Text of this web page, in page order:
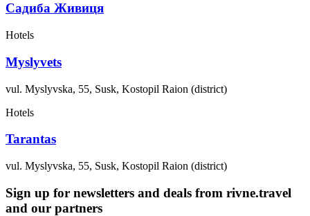
Садиба Живиця
Hotels
Myslyvets
vul. Myslyvska, 55, Susk, Kostopil Raion (district)
Hotels
Tarantas
vul. Myslyvska, 55, Susk, Kostopil Raion (district)
Sign up for newsletters and deals from rivne.travel
and our partners